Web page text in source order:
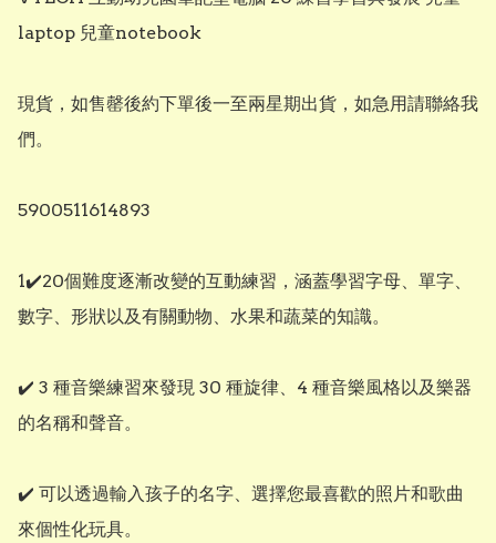
laptop 兒童notebook
現貨，如售罄後約下單後一至兩星期出貨，如急用請聯絡我
們。
5900511614893
1✔️20個難度逐漸改變的互動練習，涵蓋學習字母、單字、
數字、形狀以及有關動物、水果和蔬菜的知識。
✔️ 3 種音樂練習來發現 30 種旋律、4 種音樂風格以及樂器
的名稱和聲音。
✔️ 可以透過輸入孩子的名字、選擇您最喜歡的照片和歌曲
來個性化玩具。